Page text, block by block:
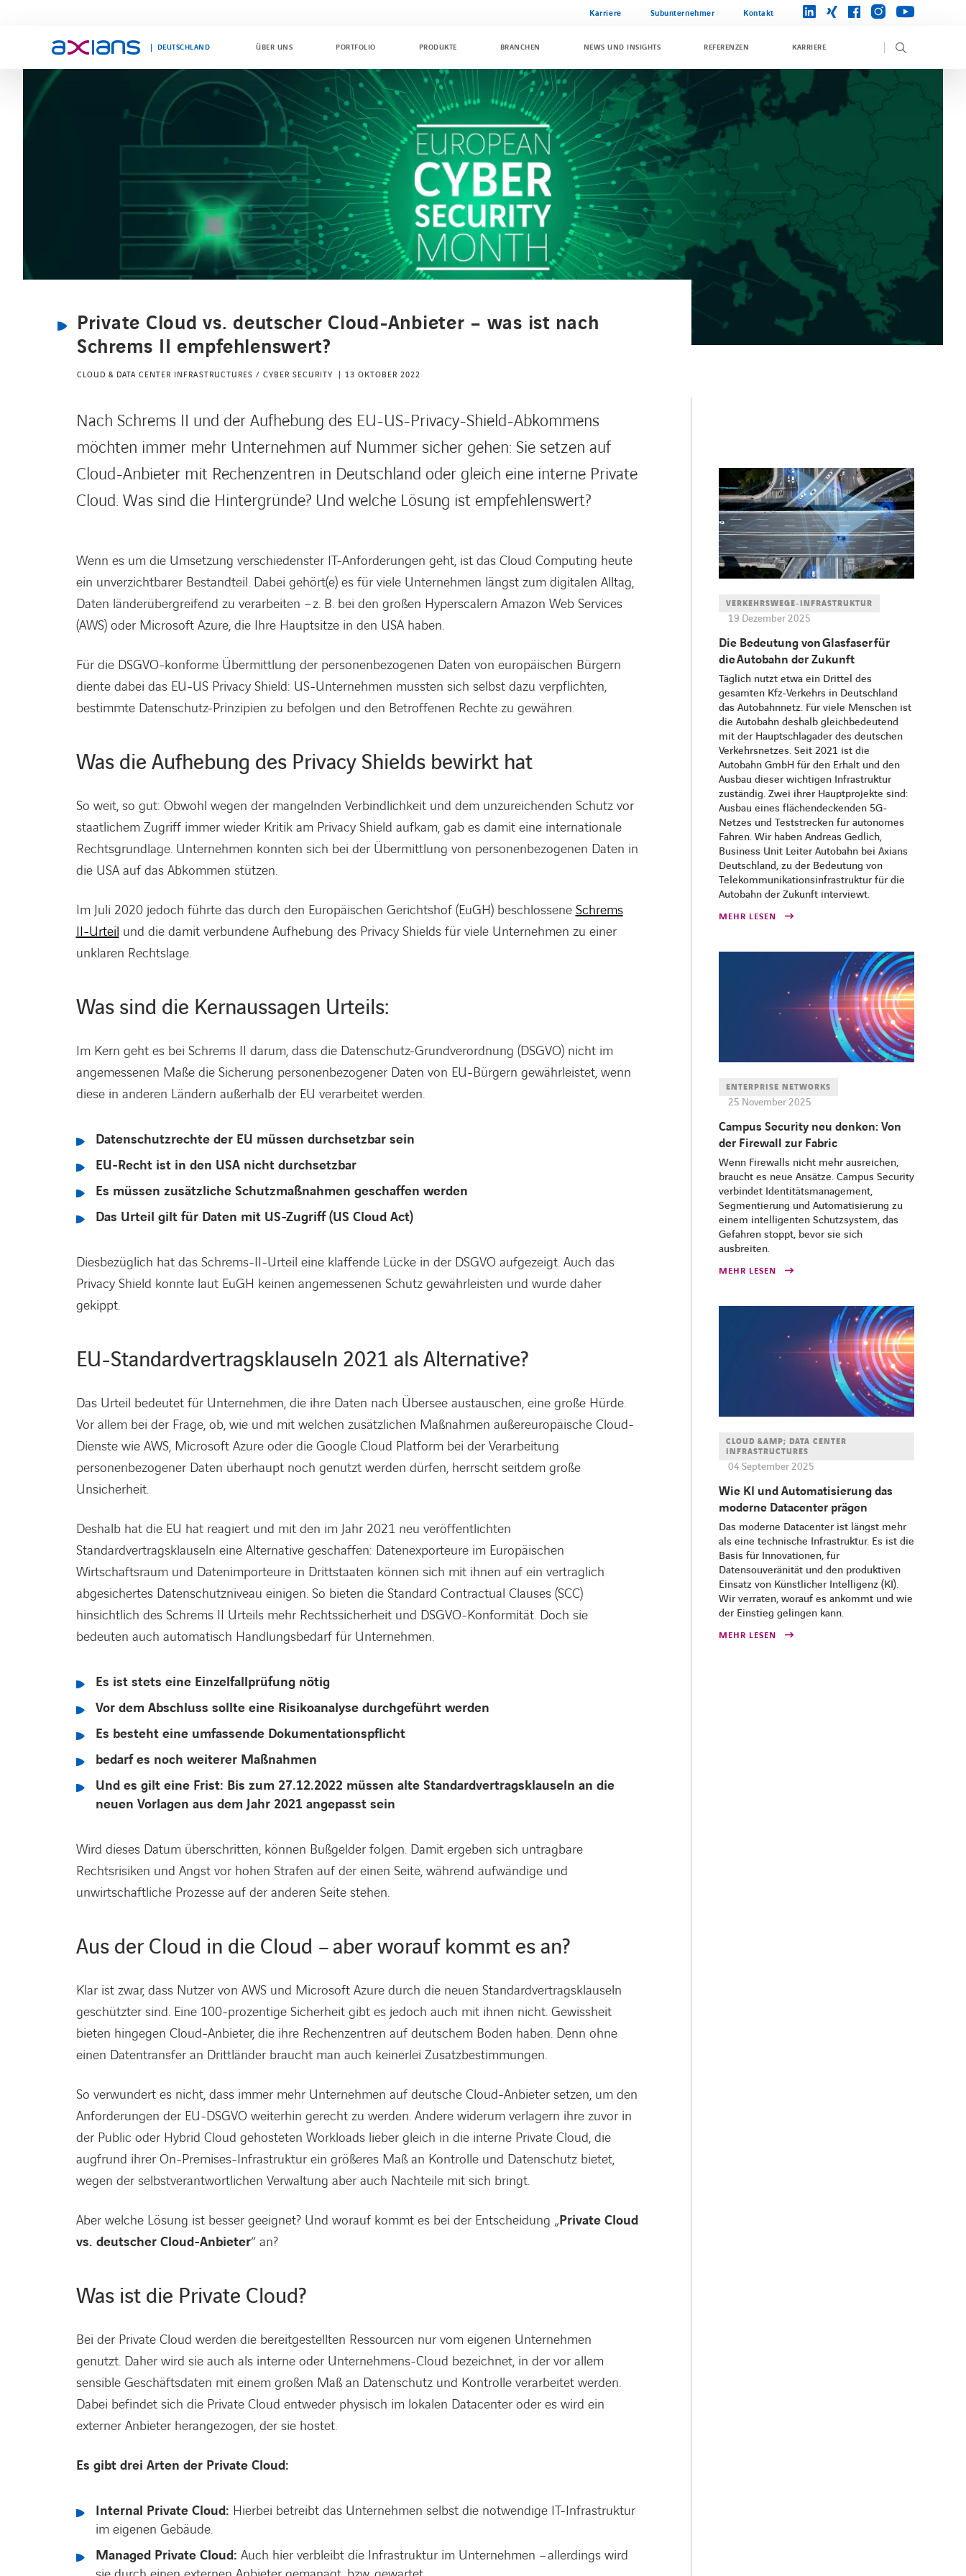
Karriere Subunternehmer Kontakt linkedin
xing facebookinstagramyoutube
DEUTSCHLAND ÜBER UNS PORTFOLIO PRODUKTE BRANCHEN NEWS UND INSIGHTS REFERENZEN KARRIERE
Private Cloud vs. deutscher Cloud-Anbieter – was ist nach
Schrems II empfehlenswert?
CLOUD & DATA CENTER INFRASTRUCTURES / CYBER SECURITY 13 OKTOBER 2022
VERKEHRSWEGE-INFRASTRUKTUR
19 Dezember 2025
Die Bedeutung von Glasfaser für
die Autobahn der Zukunft
​​Täglich nutzt etwa ein Drittel des
gesamten Kfz-Verkehrs in Deutschland
das Autobahnnetz. Für viele Menschen ist
die Autobahn deshalb gleichbedeutend
mit der Hauptschlagader des deutschen
Verkehrsnetzes. Seit 2021 ist die
Autobahn GmbH für den Erhalt und den
Ausbau dieser wichtigen Infrastruktur
zuständig. Zwei ihrer Hauptprojekte sind:
Ausbau eines flächendeckenden 5G-
Netzes und Teststrecken für autonomes
Fahren. Wir haben Andreas Gedlich,
Business Unit Leiter Autobahn bei Axians
Deutschland, zu der Bedeutung von
Telekommunikationsinfrastruktur für die
Autobahn der Zukunft interviewt.​
MEHR LESEN
ENTERPRISE NETWORKS
25 November 2025
Campus Security neu denken: Von
der Firewall zur Fabric
Wenn Firewalls nicht mehr ausreichen,
braucht es neue Ansätze. Campus Security
verbindet Identitätsmanagement,
Segmentierung und Automatisierung zu
einem intelligenten Schutzsystem, das
Gefahren stoppt, bevor sie sich
ausbreiten.
MEHR LESEN
CLOUD &AMP; DATA CENTER
INFRASTRUCTURES
04 September 2025
Wie KI und Automatisierung das
moderne Datacenter prägen
Das moderne Datacenter ist längst mehr
als eine technische Infrastruktur. Es ist die
Basis für Innovationen, für
Datensouveränität und den produktiven
Einsatz von Künstlicher Intelligenz (KI).
Wir verraten, worauf es ankommt und wie
der Einstieg gelingen kann.
MEHR LESEN
Nach Schrems II und der Aufhebung des EU-US-Privacy-Shield-Abkommens
möchten immer mehr Unternehmen auf Nummer sicher gehen: Sie setzen auf
Cloud-Anbieter mit Rechenzentren in Deutschland oder gleich eine interne Private
Cloud. Was sind die Hintergründe? Und welche Lösung ist empfehlenswert?
Wenn es um die Umsetzung verschiedenster IT-Anforderungen geht, ist das Cloud Computing heute
ein unverzichtbarer Bestandteil. Dabei gehört(e) es für viele Unternehmen längst zum digitalen Alltag,
Daten länderübergreifend zu verarbeiten – z. B. bei den großen Hyperscalern Amazon Web Services
(AWS) oder Microsoft Azure, die Ihre Hauptsitze in den USA haben.
Für die DSGVO-konforme Übermittlung der personenbezogenen Daten von europäischen Bürgern
diente dabei das EU-US Privacy Shield: US-Unternehmen mussten sich selbst dazu verpflichten,
bestimmte Datenschutz-Prinzipien zu befolgen und den Betroffenen Rechte zu gewähren.
Was die Aufhebung des Privacy Shields bewirkt hat
So weit, so gut: Obwohl wegen der mangelnden Verbindlichkeit und dem unzureichenden Schutz vor
staatlichem Zugriff immer wieder Kritik am Privacy Shield aufkam, gab es damit eine internationale
Rechtsgrundlage. Unternehmen konnten sich bei der Übermittlung von personenbezogenen Daten in
die USA auf das Abkommen stützen.
Im Juli 2020 jedoch führte das durch den Europäischen Gerichtshof (EuGH) beschlossene Schrems
II-Urteil und die damit verbundene Aufhebung des Privacy Shields für viele Unternehmen zu einer
unklaren Rechtslage.
Was sind die Kernaussagen Urteils:
Im Kern geht es bei Schrems II darum, dass die Datenschutz-Grundverordnung (DSGVO) nicht im
angemessenen Maße die Sicherung personenbezogener Daten von EU-Bürgern gewährleistet, wenn
diese in anderen Ländern außerhalb der EU verarbeitet werden.
Datenschutzrechte der EU müssen durchsetzbar sein
EU-Recht ist in den USA nicht durchsetzbar
Es müssen zusätzliche Schutzmaßnahmen geschaffen werden
Das Urteil gilt für Daten mit US-Zugriff (US Cloud Act)
Diesbezüglich hat das Schrems-II-Urteil eine klaffende Lücke in der DSGVO aufgezeigt. Auch das
Privacy Shield konnte laut EuGH keinen angemessenen Schutz gewährleisten und wurde daher
gekippt.
EU-Standardvertragsklauseln 2021 als Alternative?
Das Urteil bedeutet für Unternehmen, die ihre Daten nach Übersee austauschen, eine große Hürde.
Vor allem bei der Frage, ob, wie und mit welchen zusätzlichen Maßnahmen außereuropäische Cloud-
Dienste wie AWS, Microsoft Azure oder die Google Cloud Platform bei der Verarbeitung
personenbezogener Daten überhaupt noch genutzt werden dürfen, herrscht seitdem große
Unsicherheit.
Deshalb hat die EU hat reagiert und mit den im Jahr 2021 neu veröffentlichten
Standardvertragsklauseln eine Alternative geschaffen: Datenexporteure im Europäischen
Wirtschaftsraum und Datenimporteure in Drittstaaten können sich mit ihnen auf ein vertraglich
abgesichertes Datenschutzniveau einigen. So bieten die Standard Contractual Clauses (SCC)
hinsichtlich des Schrems II Urteils mehr Rechtssicherheit und DSGVO-Konformität. Doch sie
bedeuten auch automatisch Handlungsbedarf für Unternehmen.
Es ist stets eine Einzelfallprüfung nötig
Vor dem Abschluss sollte eine Risikoanalyse durchgeführt werden
Es besteht eine umfassende Dokumentationspflicht
bedarf es noch weiterer Maßnahmen
Und es gilt eine Frist: Bis zum 27.12.2022 müssen alte Standardvertragsklauseln an die
neuen Vorlagen aus dem Jahr 2021 angepasst sein
Wird dieses Datum überschritten, können Bußgelder folgen. Damit ergeben sich untragbare
Rechtsrisiken und Angst vor hohen Strafen auf der einen Seite, während aufwändige und
unwirtschaftliche Prozesse auf der anderen Seite stehen.
Aus der Cloud in die Cloud – aber worauf kommt es an?
Klar ist zwar, dass Nutzer von AWS und Microsoft Azure durch die neuen Standardvertragsklauseln
geschützter sind. Eine 100-prozentige Sicherheit gibt es jedoch auch mit ihnen nicht. Gewissheit
bieten hingegen Cloud-Anbieter, die ihre Rechenzentren auf deutschem Boden haben. Denn ohne
einen Datentransfer an Drittländer braucht man auch keinerlei Zusatzbestimmungen.
So verwundert es nicht, dass immer mehr Unternehmen auf deutsche Cloud-Anbieter setzen, um den
Anforderungen der EU-DSGVO weiterhin gerecht zu werden. Andere widerum verlagern ihre zuvor in
der Public oder Hybrid Cloud gehosteten Workloads lieber gleich in die interne Private Cloud, die
augfrund ihrer On-Premises-Infrastruktur ein größeres Maß an Kontrolle und Datenschutz bietet,
wegen der selbstverantwortlichen Verwaltung aber auch Nachteile mit sich bringt.
Aber welche Lösung ist besser geeignet? Und worauf kommt es bei der Entscheidung „Private Cloud
vs. deutscher Cloud-Anbieter“ an?
Was ist die Private Cloud?
Bei der Private Cloud werden die bereitgestellten Ressourcen nur vom eigenen Unternehmen
genutzt. Daher wird sie auch als interne oder Unternehmens-Cloud bezeichnet, in der vor allem
sensible Geschäftsdaten mit einem großen Maß an Datenschutz und Kontrolle verarbeitet werden.
Dabei befindet sich die Private Cloud entweder physisch im lokalen Datacenter oder es wird ein
externer Anbieter herangezogen, der sie hostet.
Es gibt drei Arten der Private Cloud:
Internal Private Cloud: Hierbei betreibt das Unternehmen selbst die notwendige IT-Infrastruktur
im eigenen Gebäude.
Managed Private Cloud: Auch hier verbleibt die Infrastruktur im Unternehmen – allerdings wird